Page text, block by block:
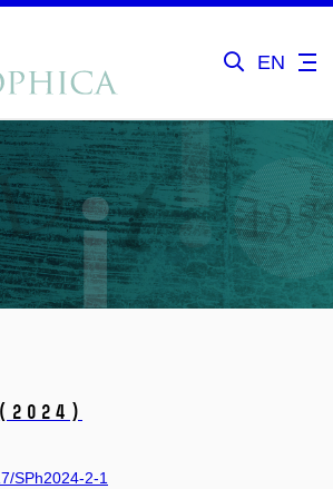
EN
(2024)
SPh2024-2-1